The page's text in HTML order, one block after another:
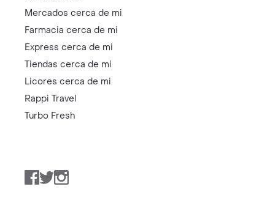
Mercados cerca de mi
Farmacia cerca de mi
Express cerca de mi
Tiendas cerca de mi
Licores cerca de mi
Rappi Travel
Turbo Fresh
Facebook
TwitterInstagram